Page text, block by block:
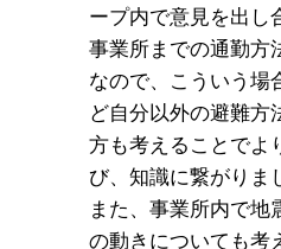
ープ内で意見を出し
事業所までの通勤方
なので、こういう場
ど自分以外の避難方
方も考えることでよ
び、知識に繋がりま
また、事業所内で地
の動きについても考